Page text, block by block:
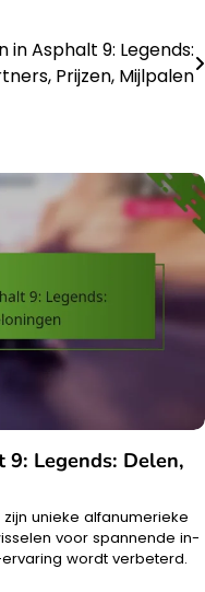
Asphalt 9: Legends:
Prijzen, Mijlpalen
Legends: Delen,
unieke alfanumerieke
voor spannende in-
wordt verbeterd.